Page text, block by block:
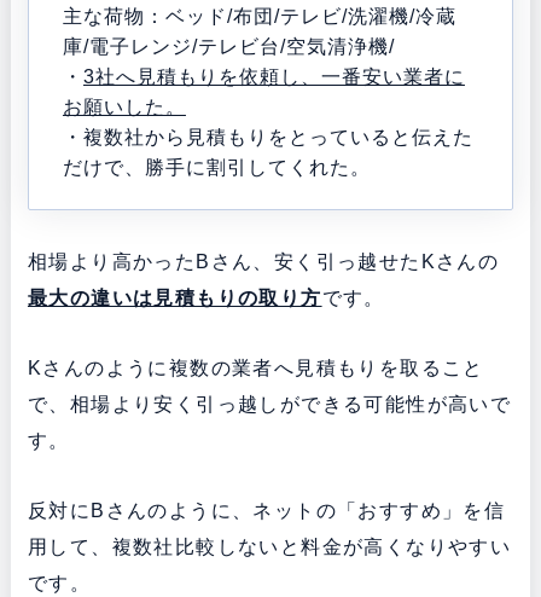
主な荷物：ベッド/布団/テレビ/洗濯機/冷蔵
庫/電子レンジ/テレビ台/空気清浄機/
・ 3社へ見積もりを依頼し、一番安い業者に
お願いした。
・複数社から見積もりをとっていると伝えた
だけで、勝手に割引してくれた。
相場より高かったBさん、安く引っ越せたKさんの
最大の違いは見積もりの取り方です。
Kさんのように複数の業者へ見積もりを取ること
で、相場より安く引っ越しができる可能性が高いで
す。
反対にBさんのように、ネットの「おすすめ」を信
用して、複数社比較しないと料金が高くなりやすい
です。